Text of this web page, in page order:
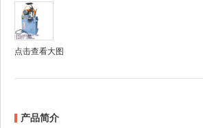
点击查看大图
产品简介